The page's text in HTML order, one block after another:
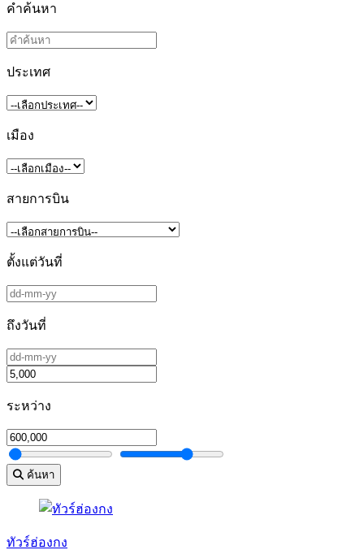
คำค้นหา
ประเทศ
เมือง
สายการบิน
ตั้งแต่วันที่
ถึงวันที่
ระหว่าง
ค้นหา
ทัวร์ฮ่องกง